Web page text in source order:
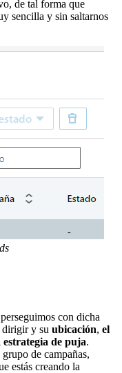
de tal forma que
sencilla y sin saltarnos
con dicha
dirigir y su ubicación, el
estrategia de puja.
de campañas,
estás creando la